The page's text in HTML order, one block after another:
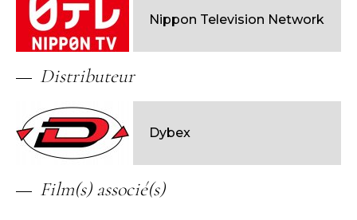
Nippon Television Network
Distributeur
Dybex
Film(s) associé(s)